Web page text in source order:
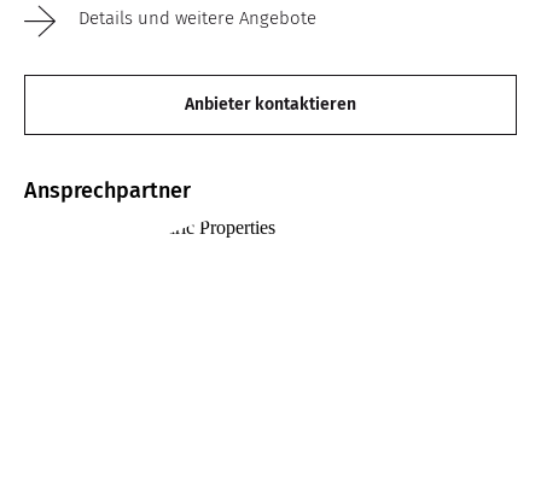
Details und weitere Angebote
Anbieter kontaktieren
Ansprechpartner